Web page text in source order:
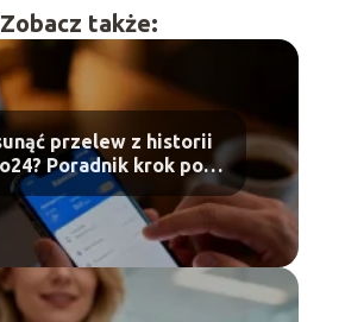
Zobacz także:
przelew z historii
Poradnik krok po
kroku